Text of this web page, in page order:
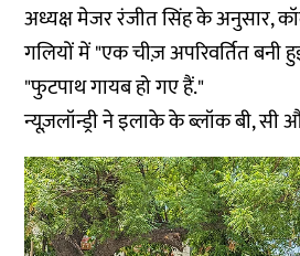
अध्यक्ष मेजर रंजीत सिंह के अनुसार,
गलियों में "एक चीज़ अपरिवर्तित बनी
"फुटपाथ गायब हो गए हैं."
न्यूज़लॉन्ड्री ने इलाके के ब्लॉक बी, सी